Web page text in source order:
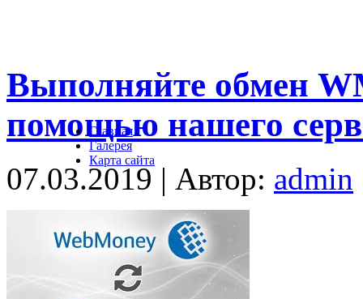
Главная
Галерея
Карта сайта
Выполняйте обмен
помощью нашего
07.03.2019 | Автор: admin